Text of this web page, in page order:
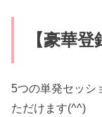
【豪華登
5つの単発セッシ
ただけます(^^)